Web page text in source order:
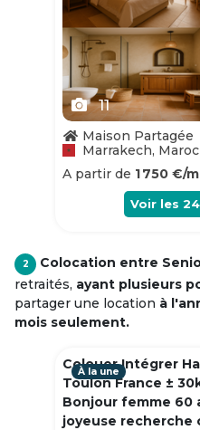
11
Maison Partagée
Marrakech, Maroc
A partir de 1 750 €/
Voir les
2 Colocation entre
retraités, ayant plusieurs
partager une location à
mois seulement.
Colouer Intégrer
Toulon France ±
Bonjour femme 60
joyeuse recherche
À la une